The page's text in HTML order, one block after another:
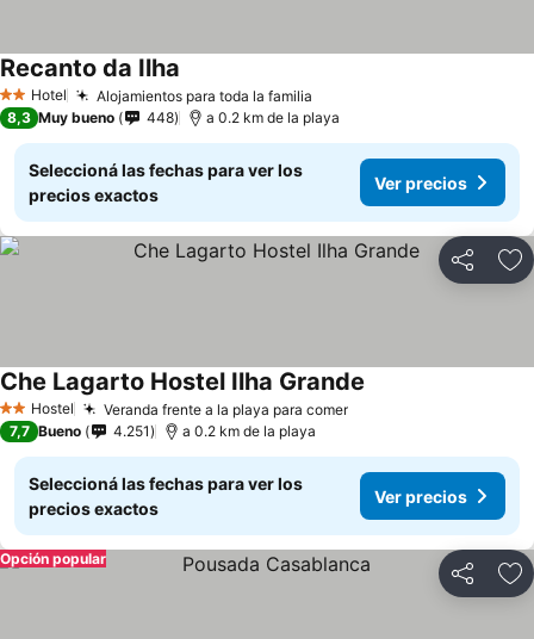
2 Estrellas
Hotel Alojamientos para toda la familia
Recanto da Ilha
8,3 Muy bueno 448 a 0.2 km de la playa
Seleccioná las fechas para ver los
precios exactos
Ver precios
Compartir
2 Estrellas
Hostel Veranda frente a la playa para comer
Che Lagarto Hostel Ilha Grande
7,7 Bueno 4.251 a 0.2 km de la playa
Seleccioná las fechas para ver los
precios exactos
Ver precios
Compartir
Opción popular